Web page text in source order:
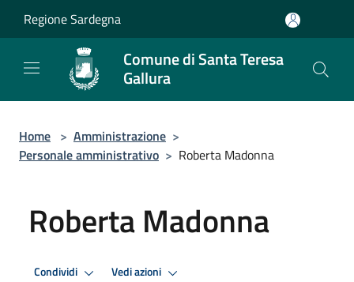
Regione Sardegna
Comune di Santa Teresa
Gallura
Home > Amministrazione >
Personale amministrativo > Roberta Madonna
Roberta Madonna
Condividi Vedi azioni